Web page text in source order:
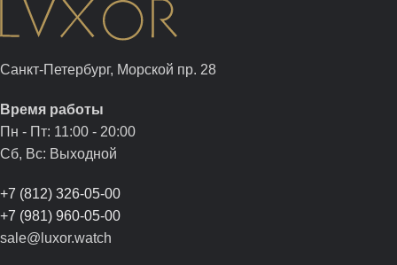
Санкт-Петербург, Морской пр. 28
Время работы
Пн - Пт: 11:00 - 20:00
Сб, Вс: Выходной
+7 (812) 326-05-00
+7 (981) 960-05-00
sale@luxor.watch